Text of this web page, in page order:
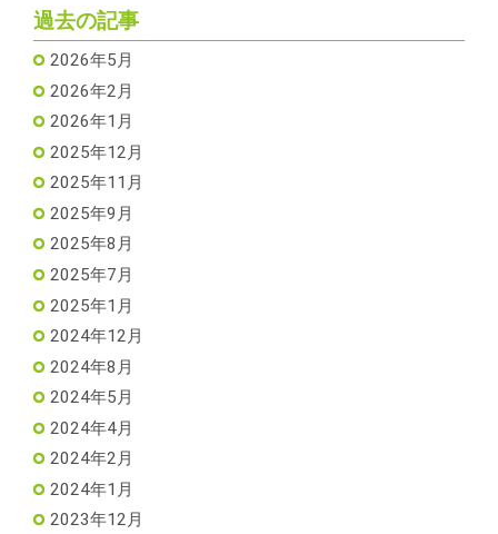
過去の記事
2026年5月
2026年2月
2026年1月
2025年12月
2025年11月
2025年9月
2025年8月
2025年7月
2025年1月
2024年12月
2024年8月
2024年5月
2024年4月
2024年2月
2024年1月
2023年12月